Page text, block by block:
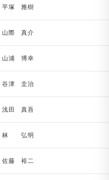
平塚 雅樹
山際 真介
山浦 博幸
谷津 圭治
浅田 真吾
林 弘明
佐藤 裕二